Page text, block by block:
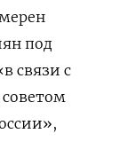
под
связи с